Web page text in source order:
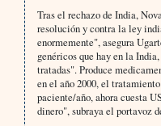
Tras el rechazo de India,
resolución y contra la ley
enormemente", asegura
genéricos que hay en la
tratadas". Produce
en el año 2000, el
paciente/año, ahora cuesta
dinero", subraya el portavoz